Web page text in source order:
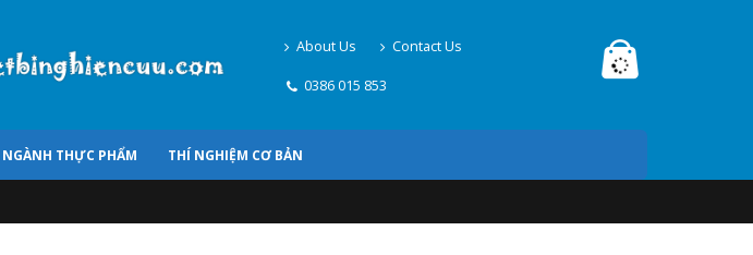
About Us Contact Us
0386 015 853
NGÀNH THỰC PHẨM THÍ NGHIỆM CƠ BẢN